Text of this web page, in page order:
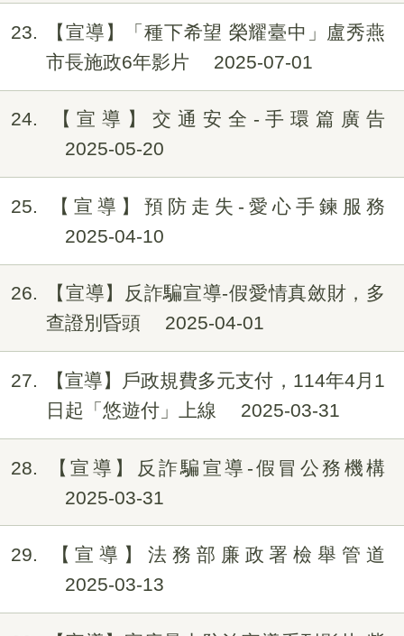
23
【宣導】「種下希望 榮耀臺中」盧秀燕
市長施政6年影片
2025-07-01
24
【宣導】交通安全-手環篇廣告
2025-05-20
25
【宣導】預防走失-愛心手鍊服務
2025-04-10
26
【宣導】反詐騙宣導-假愛情真斂財，多
查證別昏頭
2025-04-01
27
【宣導】戶政規費多元支付，114年4月1
日起「悠遊付」上線
2025-03-31
28
【宣導】反詐騙宣導-假冒公務機構
2025-03-31
29
【宣導】法務部廉政署檢舉管道
2025-03-13